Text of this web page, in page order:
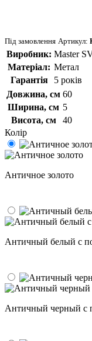
Під замовлення Артикул:
Виробник: Master
Матеріал: Метал
Гарантія
5 років
Довжина, см 60
Ширина, см 5
Висота, см
40
Колір
Античное золото
Античный белый с
Античный черный с